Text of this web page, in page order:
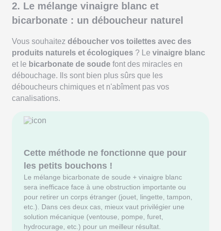
2. Le mélange vinaigre blanc et
bicarbonate : un déboucheur naturel
Vous souhaitez déboucher vos toilettes avec des
produits naturels et écologiques ? Le vinaigre blanc
et le bicarbonate de soude font des miracles en
débouchage. Ils sont bien plus sûrs que les
déboucheurs chimiques et n'abîment pas vos
canalisations.
Cette méthode ne fonctionne que pour
les petits bouchons !
Le mélange bicarbonate de soude + vinaigre blanc
sera inefficace face à une obstruction importante ou
pour retirer un corps étranger (jouet, lingette, tampon,
etc.). Dans ces deux cas, mieux vaut privilégier une
solution mécanique (ventouse, pompe, furet,
hydrocurage, etc.) pour un meilleur résultat.